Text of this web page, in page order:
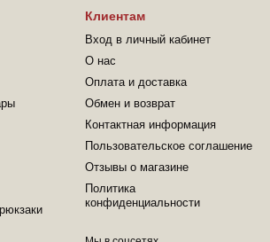
Клиентам
Вход в личный кабинет
О нас
Оплата и доставка
Обмен и возврат
Контактная информация
Пользовательское соглашение
Отзывы о магазине
Политика
конфиденциальности